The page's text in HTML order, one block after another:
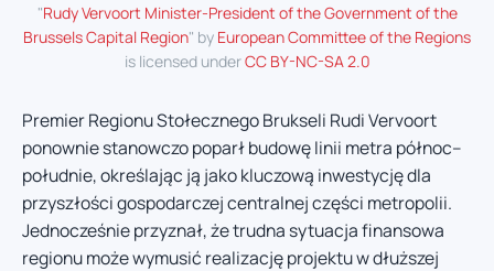
"Rudy Vervoort Minister-President of the Government of the
Brussels Capital Region" by European Committee of the Regions
is licensed underCC BY-NC-SA 2.0
Premier Regionu Stołecznego Brukseli Rudi Vervoort
ponownie stanowczo poparł budowę linii metra północ–
południe, określając ją jako kluczową inwestycję dla
przyszłości gospodarczej centralnej części metropolii.
Jednocześnie przyznał, że trudna sytuacja finansowa
regionu może wymusić realizację projektu w dłuższej